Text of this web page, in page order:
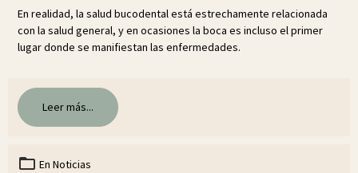
En realidad, la salud bucodental está estrechamente relacionada
con la salud general, y en ocasiones la boca es incluso el primer
lugar donde se manifiestan las enfermedades.
Leer más...
En Noticias